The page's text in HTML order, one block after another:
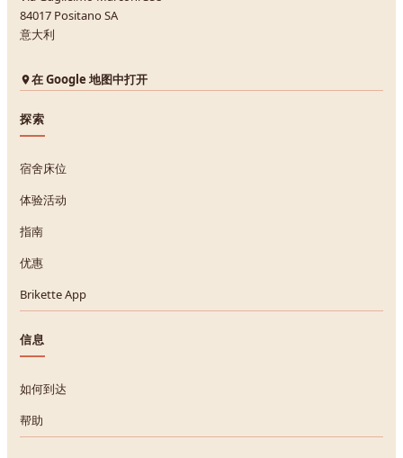
84017 Positano SA
意大利
在 Google 地图中打开
探索
宿舍床位
体验活动
指南
优惠
Brikette App
信息
如何到达
帮助